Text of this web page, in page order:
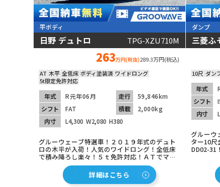
平ボディ
日野 デュトロ TPG-XZU710M
263万円(税抜)289.3万円(税込)
AT 木平 全低床 ボディ塗装済 ワイドロング
5t限定免許対応
年式 R元年06月 走行
59,846km
シフト
FAT 積載
2,000kg
内寸
L4,300 W2,080 H380
グルーウェーブ特選車！２０１９年式のデュト
ロの木平が入荷！人気のワイドロング！全低床
で積み降ろし楽々！５ｔ免許対応！ＡＴでマニ
ュアル運転に不慣れな方でも安心！安全装備充
実！ETC車載器も装着済み！まだまだこれから
の１台！ 詳細はこちら
動画あり
ダンプ
三菱ふ
10尺 ダン
年式
シフト
内寸
グルーウ
ター10
DD02-31
備！車